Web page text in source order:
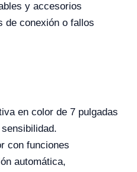
y accesorios
de conexión o fallos
en color de 7 pulgadas
con funciones
automática,